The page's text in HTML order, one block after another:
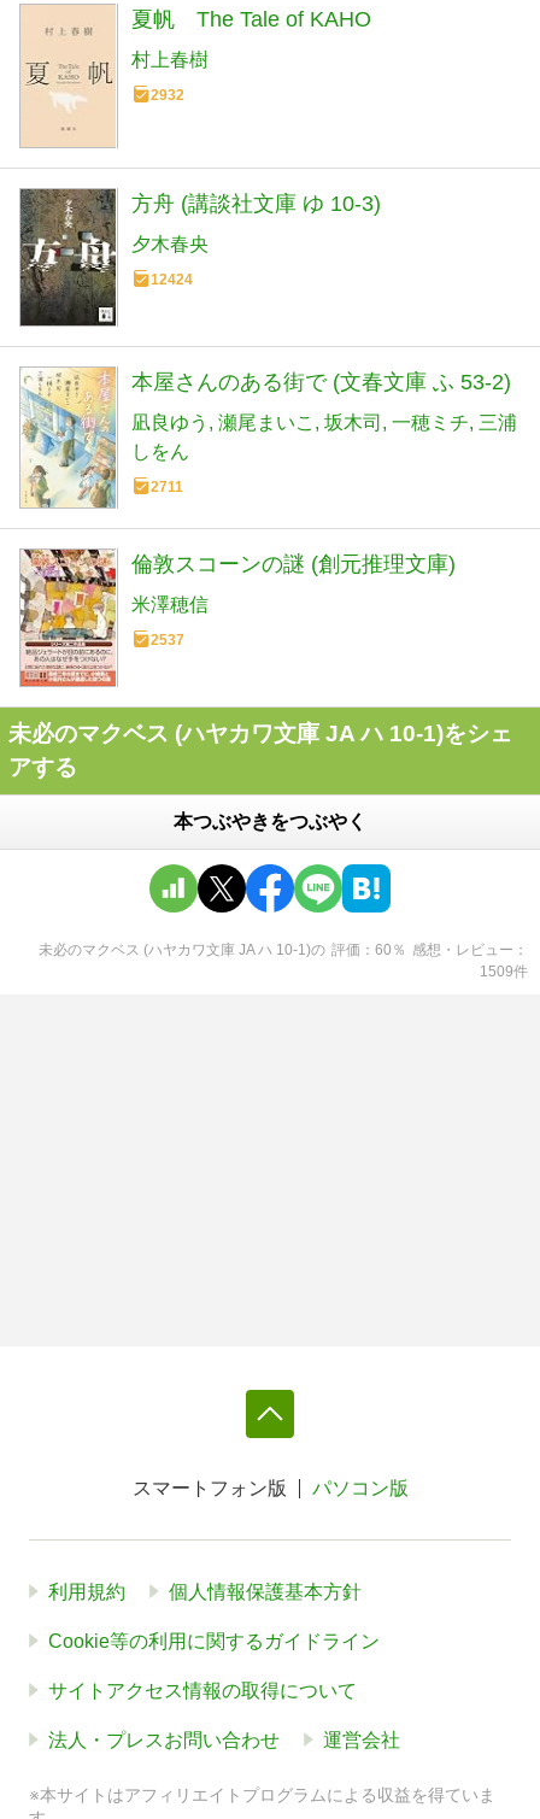
夏帆 The Tale of KAHO
村上春樹
2932
方舟 (講談社文庫 ゆ 10-3)
夕木春央
12424
本屋さんのある街で (文春文庫 ふ 53-2)
凪良ゆう 瀬尾まいこ 坂木司 一穂ミチ 三浦
しをん
2711
倫敦スコーンの謎 (創元推理文庫)
米澤穂信
2537
未必のマクベス (ハヤカワ文庫 JA ハ 10-1)をシェ
アする
本つぶやきをつぶやく
未必のマクベス (ハヤカワ文庫 JA ハ 10-1)の 評価 60 ％ 感想・レビュー
1509件
スマートフォン版 パソコン版
利用規約 個人情報保護基本方針
Cookie等の利用に関するガイドライン
サイトアクセス情報の取得について
法人・プレスお問い合わせ 運営会社
※本サイトはアフィリエイトプログラムによる収益を得ていま